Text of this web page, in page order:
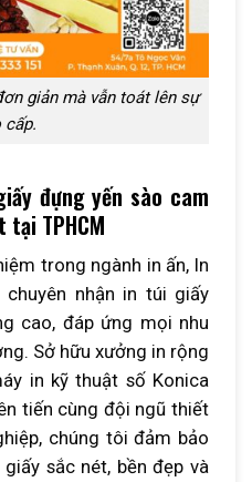
giản mà vẫn toát lên sự
cấp.
đựng yến sào cam
TPHCM
trong ngành in ấn, In
nhận in túi giấy
cao, đáp ứng mọi nhu
Sở hữu xưởng in rộng
in kỹ thuật số Konica
tiến cùng đội ngũ thiết
chúng tôi đảm bảo
sắc nét, bền đẹp và